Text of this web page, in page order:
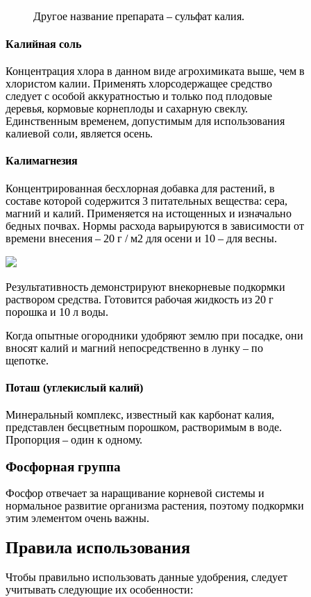
Другое название препарата – сульфат калия.
Калийная соль
Концентрация хлора в данном виде агрохимиката выше, чем в
хлористом калии. Применять хлорсодержащее средство
следует с особой аккуратностью и только под плодовые
деревья, кормовые корнеплоды и сахарную свеклу.
Единственным временем, допустимым для использования
калиевой соли, является осень.
Калимагнезия
Концентрированная бесхлорная добавка для растений, в
составе которой содержится 3 питательных вещества: сера,
магний и калий. Применяется на истощенных и изначально
бедных почвах. Нормы расхода варьируются в зависимости от
времени внесения – 20 г / м2 для осени и 10 – для весны.
Результативность демонстрируют внекорневые подкормки
раствором средства. Готовится рабочая жидкость из 20 г
порошка и 10 л воды.
Когда опытные огородники удобряют землю при посадке, они
вносят калий и магний непосредственно в лунку – по
щепотке.
Поташ (углекислый калий)
Минеральный комплекс, известный как карбонат калия,
представлен бесцветным порошком, растворимым в воде.
Пропорция – один к одному.
Фосфорная группа
Фосфор отвечает за наращивание корневой системы и
нормальное развитие организма растения, поэтому подкормки
этим элементом очень важны.
Правила использования
Чтобы правильно использовать данные удобрения, следует
учитывать следующие их особенности: